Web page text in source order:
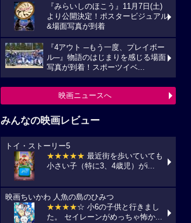
『みらいしのほこう』11月7日(土)
より公開決定！ポスタービジュアル
&場面写真が到着
『4アウト ─もう一度、プレイボー
ル─』物語のはじまりを感じる場面
写真が到着！スポーツイベ...
映画ニュースへ
みんなの映画レビュー
トイ・ストーリー5
★★★★★ 最近街を歩いていても
小さい子（特に3、4歳児）がi...
映画ちいかわ 人魚の島のひみつ
★★★★☆ 小6の子供と行きまし
た。 セイレーンがめっちゃ怖か...